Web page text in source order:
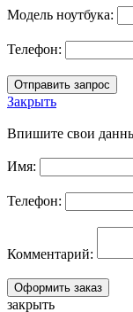
Модель ноутбука:
Телефон:
Закрыть
Впишите свои
Имя:
Телефон:
Комментарий:
закрыть